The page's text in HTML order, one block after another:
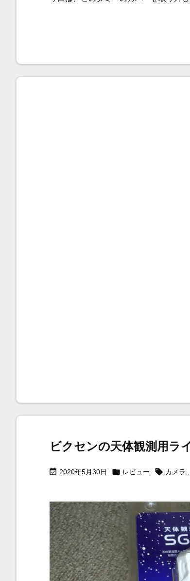
ビクセンの天体観測用ラ
 2020年5月30日  レビュー  カメラ